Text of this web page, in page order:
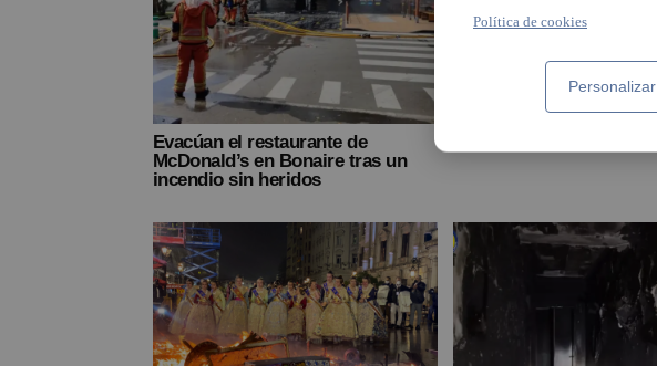
Evacúan el restaurante de
McDonald’s en Bonaire tras un
incendio sin heridos
Política de cookies
Personalizar